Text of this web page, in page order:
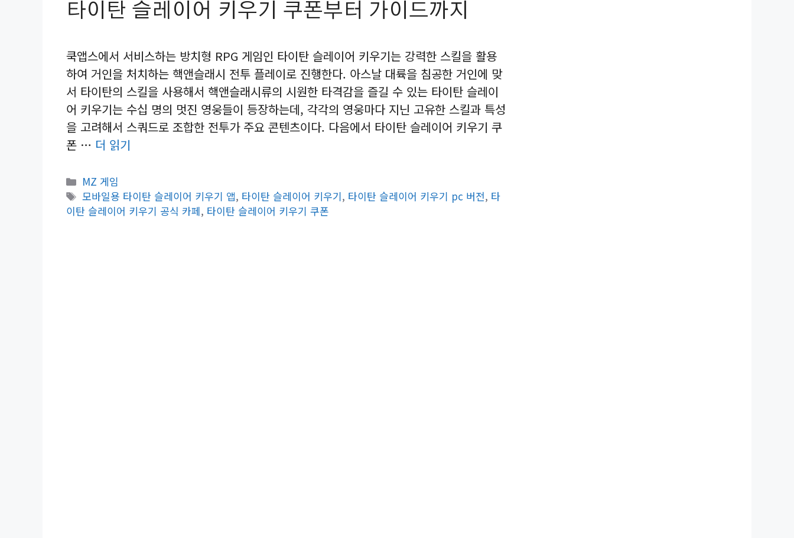
타이탄 슬레이어 키우기 쿠폰부터 가이드까지
쿡앱스에서 서비스하는 방치형 RPG 게임인 타이탄 슬레이어 키우기는 강력한 스킬을 활용
하여 거인을 처치하는 핵앤슬래시 전투 플레이로 진행한다. 아스날 대륙을 침공한 거인에 맞
서 타이탄의 스킬을 사용해서 핵앤슬래시류의 시원한 타격감을 즐길 수 있는 타이탄 슬레이
어 키우기는 수십 명의 멋진 영웅들이 등장하는데, 각각의 영웅마다 지닌 고유한 스킬과 특성
을 고려해서 스쿼드로 조합한 전투가 주요 콘텐츠이다. 다음에서 타이탄 슬레이어 키우기 쿠
폰 … 더 읽기
카
테
고
MZ 게임
태
그
모바일용 타이탄 슬레이어 키우기 앱, 타이탄 슬레이어 키우기, 타이탄 슬레이어 키우기 pc 버전, 타
이탄 슬레이어 키우기 공식 카페, 타이탄 슬레이어 키우기 쿠폰